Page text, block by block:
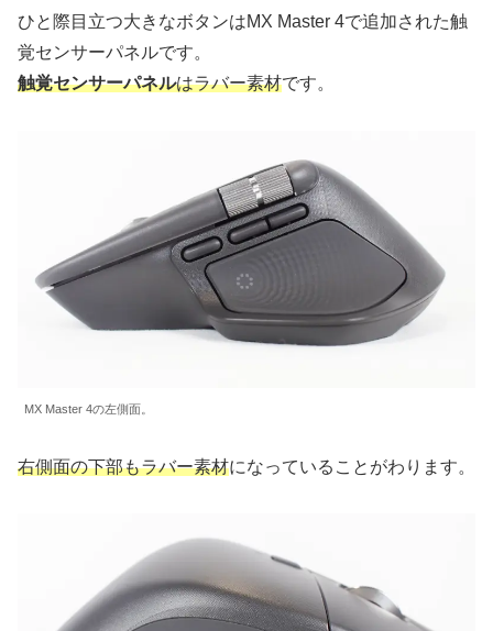
ひと際目立つ大きなボタンはMX Master 4で追加された触
覚センサーパネルです。
触覚センサーパネルはラバー素材です。
MX Master 4の左側面。
右側面の下部もラバー素材になっていることがわります。